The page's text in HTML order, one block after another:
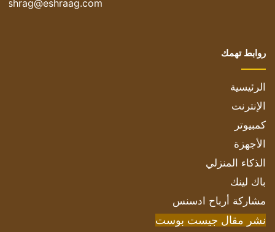
eshrag@eshraag.com
روابط تهمك
الرئيسية
الإنترنت
كمبيوتر
الأجهزة
الذكاء المنزلي
باك لينك
مشاركة أرباح ادسنس
نشر مقال جيست بوست